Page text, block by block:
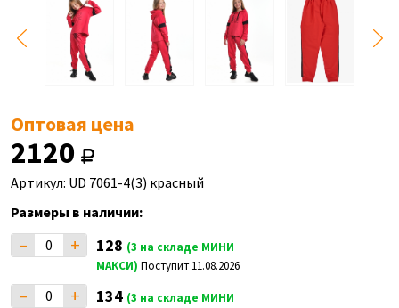
Оптовая цена
2120
Артикул: UD 7061-4(3) красный
Размеры в наличии:
– + 128 (3 на складе МИНИ
МАКСИ) Поступит 11.08.2026
– + 134 (3 на складе МИНИ